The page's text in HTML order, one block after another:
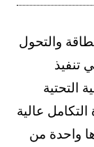
الطاقة والتحول
تنفيذ
التحتية
عالية
واحدة من